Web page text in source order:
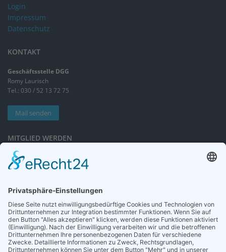
Login
Impressum
Datenschutz
KONTAKT
Geschäftsstelle DGG
Romy Laurisch
Tel.: 030 / 52 13 72 75
Mail senden
MITGLIED WERDEN
Sieben gute Gründe
für Ihre Mitgliedschaft
NEWSLETTER
Neuigkeiten rund um die Geriatrie und die DGG – regelmäßig in Ihrem